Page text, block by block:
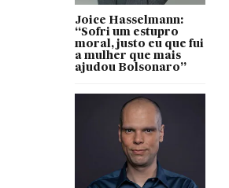
Joice Hasselmann:
“Sofri um estupro
moral, justo eu que fui
a mulher que mais
ajudou Bolsonaro”